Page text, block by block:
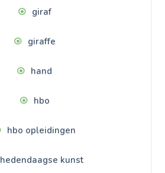
giraf
giraffe
hand
hbo
hbo opleidingen
hedendaagse kunst